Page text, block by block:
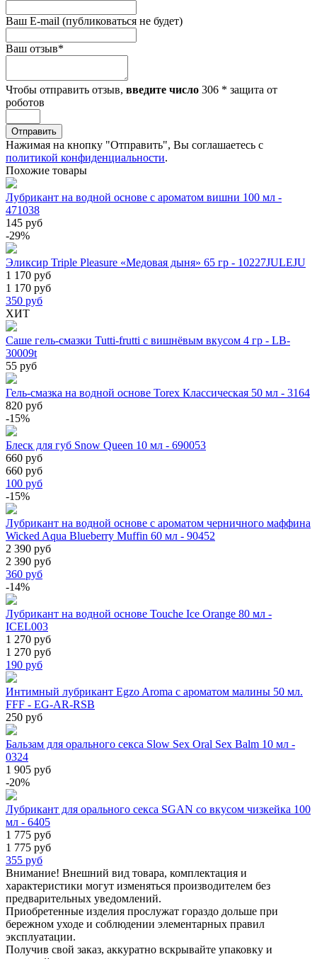
Ваш E-mail (публиковаться не будет)
Ваш отзыв*
Чтобы отправить отзыв, введите число 306 * защита от
роботов
Отправить
Нажимая на кнопку "Отправить", Вы соглашаетесь с
политикой конфиденциальности.
Похожие товары
Лубрикант на водной основе с ароматом вишни 100 мл -
471038
145 руб
-29%
Эликсир Triple Pleasure «Медовая дыня» 65 гр - 10227JULEJU
1 170 руб
1 170 руб
350 руб
ХИТ
Саше гель-смазки Tutti-frutti с вишнёвым вкусом 4 гр - LB-
30009t
55 руб
Гель-смазка на водной основе Torex Классическая 50 мл - 3164
820 руб
-15%
Блеск для губ Snow Queen 10 мл - 690053
660 руб
660 руб
100 руб
-15%
Лубрикант на водной основе с ароматом черничного маффина
Wicked Aqua Blueberry Muffin 60 мл - 90452
2 390 руб
2 390 руб
360 руб
-14%
Лубрикант на водной основе Touche Ice Orange 80 мл -
ICEL003
1 270 руб
1 270 руб
190 руб
Интимный лубрикант Egzo Aroma с ароматом малины 50 мл.
FFF - EG-AR-RSB
250 руб
Бальзам для орального секса Slow Sex Oral Sex Balm 10 мл -
0324
1 905 руб
-20%
Лубрикант для орального секса SGAN со вкусом чизкейка 100
мл - 6405
1 775 руб
1 775 руб
355 руб
Внимание! Внешний вид товара, комплектация и
характеристики могут изменяться производителем без
предварительных уведомлений.
Приобретенные изделия прослужат гораздо дольше при
бережном уходе и соблюдении элементарных правил
эксплуатации.
Получив свой заказ, аккуратно вскрывайте упаковку и